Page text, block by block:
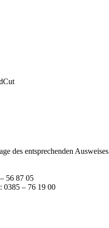
des entsprechenden Ausweises
56 87 05
0385 – 76 19 00